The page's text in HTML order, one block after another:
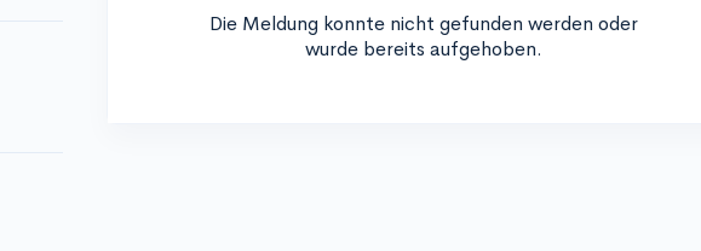
Die Meldung konnte nicht gefunden werden oder
wurde bereits aufgehoben.